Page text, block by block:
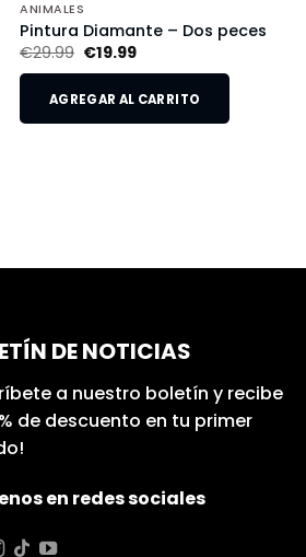
ANIMALES
Pintura Diamante – Dos peces
€29.99 €19.99
AGREGAR AL CARRITO
DE NOTICIAS
a nuestro boletín y recibe
de descuento en tu primer
en redes sociales